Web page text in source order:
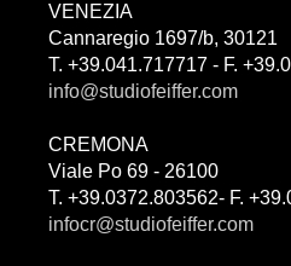
VENEZIA
Cannaregio 1697/b, 30121
T. +39.041.717717 - F.
info@studiofeiffer.com
CREMONA
Viale Po 69 - 26100
T. +39.0372.803562- F.
infocr@studiofeiffer.com